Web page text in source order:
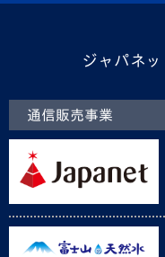
ジャパネ
通信販売事業